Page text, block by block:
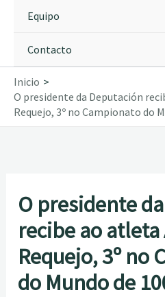
Equipo
Contacto
Inicio
O presidente da Deputación
Requejo, 3º no Campionato do
O presidente
recibe ao
Requejo, 3º no
do Mundo de